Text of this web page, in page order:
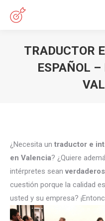
TRADUCTOR
ESPAÑOL –
¿Necesita un traductor e
en Valencia? ¿Quiere
intérpretes sean
cuestión porque la calidad
usted y su empresa?